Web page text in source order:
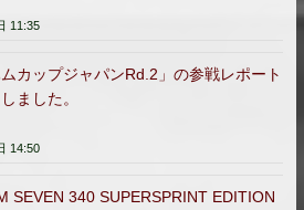
11:35
ムカップジャパンRd.2」の参戦レポート
ました。
14:50
SEVEN 340 SUPERSPRINT EDITION